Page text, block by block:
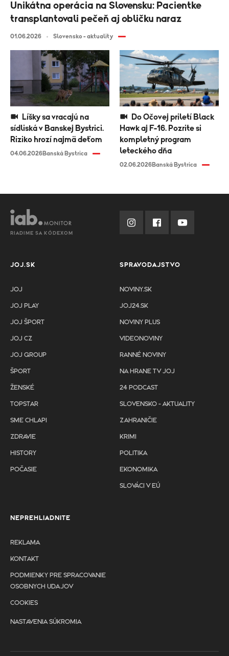
sídliská v Banskej Bystrici.
Riziko hrozí najmä deťom
04.06.2026Banská Bystrica
Hawk aj F-16. Pozrite si
kompletný program
leteckého dňa
02.06.2026Banská Bystrica
Unikátna operácia na Slovensku: Pacientke
transplantovali pečeň aj obličku naraz
01.06.2026 Slovensko - aktuality
RIADIME SA KÓDEXOM
JOJ.SK
JOJ
JOJ PLAY
JOJ ŠPORT
JOJ CZ
JOJ GROUP
ŠPORT
ŽENSKÉ
TOPSTAR
SME CHLAPI
ZDRAVIE
HISTORY
POČASIE
SPRAVODAJSTVO
NOVINY.SK
JOJ24.SK
NOVINY PLUS
VIDEONOVINY
RANNÉ NOVINY
NA HRANE TV JOJ
24 PODCAST
SLOVENSKO - AKTUALITY
ZAHRANIČIE
KRIMI
POLITIKA
EKONOMIKA
SLOVÁCI V EÚ
NEPREHLIADNITE
REKLAMA
KONTAKT
PODMIENKY PRE SPRACOVANIE
OSOBNYCH UDAJOV
COOKIES
NASTAVENIA SÚKROMIA